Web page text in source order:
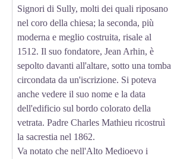
Signori di Sully, molti dei quali riposano
nel coro della chiesa; la seconda, più
moderna e meglio costruita, risale al
1512. Il suo fondatore, Jean Arhin, è
sepolto davanti all'altare, sotto una tomba
circondata da un'iscrizione. Si poteva
anche vedere il suo nome e la data
dell'edificio sul bordo colorato della
vetrata. Padre Charles Mathieu ricostruì
la sacrestia nel 1862.
Va notato che nell'Alto Medioevo i